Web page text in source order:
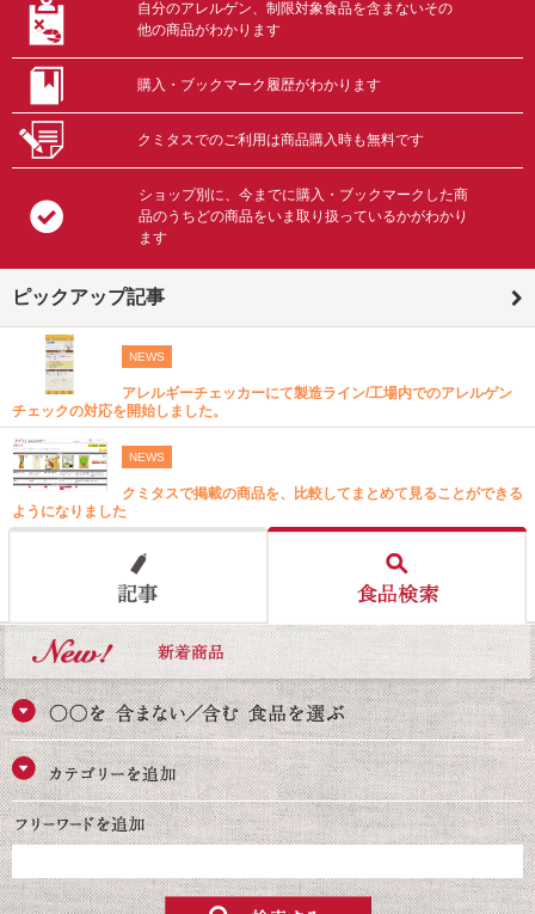
自分のアレルゲン、制限対象食品を含まないその
他の商品がわかります
購入・ブックマーク履歴がわかります
クミタスでのご利用は商品購入時も無料です
ショップ別に、今までに購入・ブックマークした商
品のうちどの商品をいま取り扱っているかがわかり
ます
ピックアップ記事
NEWS
アレルギーチェッカーにて製造ライン/工場内でのアレルゲン
チェックの対応を開始しました。
NEWS
クミタスで掲載の商品を、比較してまとめて見ることができる
ようになりました